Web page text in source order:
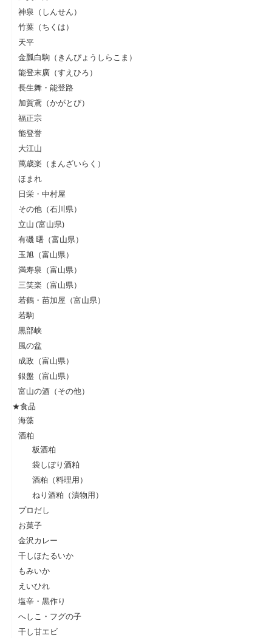
神泉（しんせん）
竹葉（ちくは）
天平
金瓢白駒（きんぴょうしらこま）
能登末廣（すえひろ）
長生舞・能登路
加賀鳶（かがとび）
福正宗
能登誉
大江山
萬歳楽（まんざいらく）
ほまれ
日栄・中村屋
その他（石川県）
立山 (富山県)
有磯 曙（富山県）
玉旭（富山県）
満寿泉（富山県）
三笑楽（富山県）
若鶴・苗加屋（富山県）
若駒
黒部峡
風の盆
成政（富山県）
銀盤（富山県）
富山の酒（その他）
★食品
海藻
酒粕
板酒粕
袋しぼり酒粕
酒粕（料理用）
ねり酒粕（漬物用）
プロだし
お菓子
金沢カレー
干しほたるいか
もみいか
えいひれ
塩辛・黒作り
へしこ・フグの子
干し甘エビ